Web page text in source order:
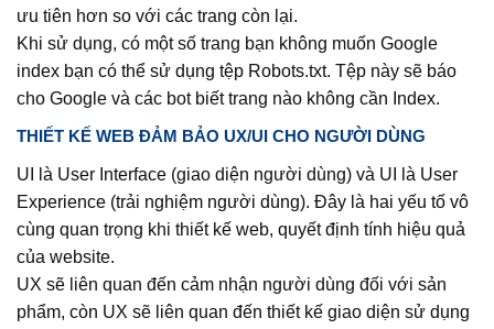
ưu tiên hơn so với các trang còn lại.
Khi sử dụng, có một số trang bạn không muốn Google
index bạn có thể sử dụng tệp Robots.txt. Tệp này sẽ báo
cho Google và các bot biết trang nào không cần Index.
THIẾT KẾ WEB ĐẢM BẢO UX/UI CHO NGƯỜI DÙNG
UI là User Interface (giao diện người dùng) và UI là User
Experience (trải nghiệm người dùng). Đây là hai yếu tố vô
cùng quan trọng khi thiết kế web, quyết định tính hiệu quả
của website.
UX sẽ liên quan đến cảm nhận người dùng đối với sản
phẩm, còn UX sẽ liên quan đến thiết kế giao diện sử dụng